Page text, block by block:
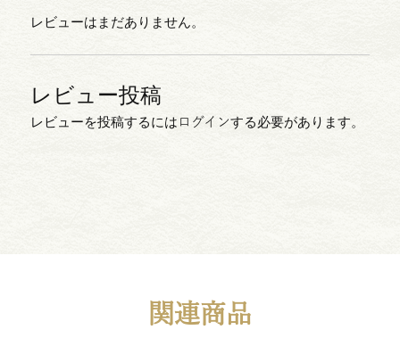
レビューはまだありません。
レビューを投稿するには ログインする必要があります。
関連商品